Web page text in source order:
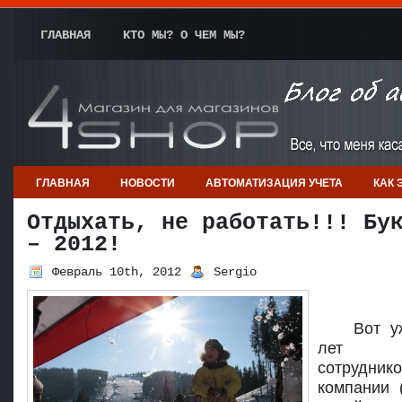
ГЛАВНАЯ КТО МЫ? О ЧЕМ МЫ?
ГЛАВНАЯ НОВОСТИ АВТОМАТИЗАЦИЯ УЧЕТА КАК
Отдыхать, не работать!!!
– 2012!
Февраль 10th, 2012 Sergio
Вот
лет